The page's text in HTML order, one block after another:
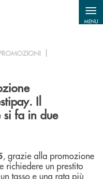
MENU
Il
si fa in due
, grazie alla promozione
richiedere un prestito
tasso e una rata più